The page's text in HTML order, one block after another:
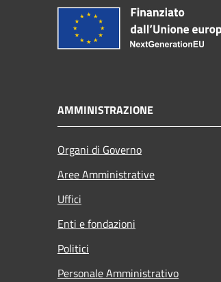
AMMINISTRAZIONE
Organi di Governo
Aree Amministrative
Uffici
Enti e fondazioni
Politici
Personale Amministrativo